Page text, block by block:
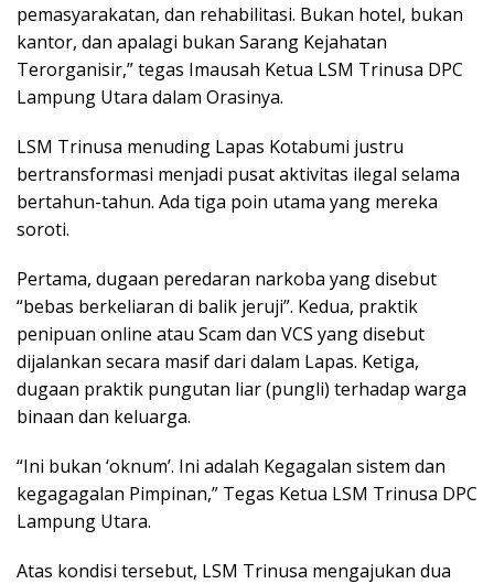
pemasyarakatan, dan rehabilitasi. Bukan hotel, bukan
kantor, dan apalagi bukan Sarang Kejahatan
Terorganisir,” tegas Imausah Ketua LSM Trinusa DPC
Lampung Utara dalam Orasinya.
LSM Trinusa menuding Lapas Kotabumi justru
bertransformasi menjadi pusat aktivitas ilegal selama
bertahun-tahun. Ada tiga poin utama yang mereka
soroti.
Pertama, dugaan peredaran narkoba yang disebut
“bebas berkeliaran di balik jeruji”. Kedua, praktik
penipuan online atau Scam dan VCS yang disebut
dijalankan secara masif dari dalam Lapas. Ketiga,
dugaan praktik pungutan liar (pungli) terhadap warga
binaan dan keluarga.
“Ini bukan ‘oknum’. Ini adalah Kegagalan sistem dan
kegagagalan Pimpinan,” Tegas Ketua LSM Trinusa DPC
Lampung Utara.
Atas kondisi tersebut, LSM Trinusa mengajukan dua